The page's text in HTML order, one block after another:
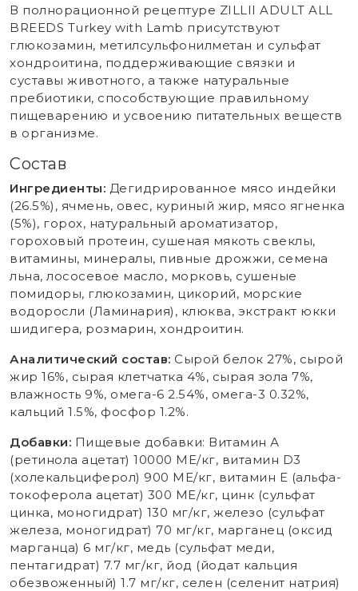
В полнорационной рецептуре ZILLII ADULT ALL
BREEDS Turkey with Lamb присутствуют
глюкозамин, метилсульфонилметан и сульфат
хондроитина, поддерживающие связки и
суставы животного, а также натуральные
пребиотики, способствующие правильному
пищеварению и усвоению питательных веществ
в организме.
Состав
Ингредиенты: Дегидрированное мясо индейки
(26.5%), ячмень, овес, куриный жир, мясо ягненка
(5%), горох, натуральный ароматизатор,
гороховый протеин, сушеная мякоть свеклы,
витамины, минералы, пивные дрожжи, семена
льна, лососевое масло, морковь, сушеные
помидоры, глюкозамин, цикорий, морские
водоросли (Ламинария), клюква, экстракт юкки
шидигера, розмарин, хондроитин.
Аналитический состав: Сырой белок 27%, сырой
жир 16%, сырая клетчатка 4%, сырая зола 7%,
влажность 9%, омега-6 2.54%, омега-3 0.32%,
кальций 1.5%, фосфор 1.2%.
Добавки: Пищевые добавки: Витамин А
(ретинола ацетат) 10000 МЕ/кг, витамин D3
(холекальциферол) 900 МЕ/кг, витамин Е (альфа-
токоферола ацетат) 300 МЕ/кг, цинк (сульфат
цинка, моногидрат) 130 мг/кг, железо (сульфат
железа, моногидрат) 70 мг/кг, марганец (оксид
марганца) 6 мг/кг, медь (сульфат меди,
пентагидрат) 7.7 мг/кг, йод (йодат кальция
обезвоженный) 1.7 мг/кг, селен (селенит натрия)